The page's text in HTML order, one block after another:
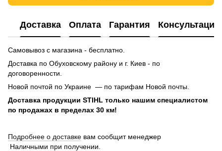
Доставка Оплата Гарантия Консультация
Самовывоз с магазина - бесплатно.
Доставка по Обуховскому району и г. Киев - по
договоренности.
Новой почтой по Украине — по тарифам Новой почты.
Доставка продукции STIHL только нашим специалистом
по продажах в пределах 30 км!
Подробнее о доставке вам сообщит менеджер
Наличными при получении.